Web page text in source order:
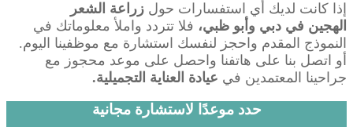
إذا كانت لديك أي استفسارات حول زراعة الشعر
الهجين في دبي وأبو ظبي، فلا تتردد واملأ معلوماتك في
النموذج المقدم واحجز لنفسك استشارة مع موظفينا اليوم.
أو اتصل بنا على هاتفنا واحصل على موعد محجوز مع
جراحينا المعتمدين في عيادة العناية التجميلية.
حدد موعدًا لاستشارة مجانية